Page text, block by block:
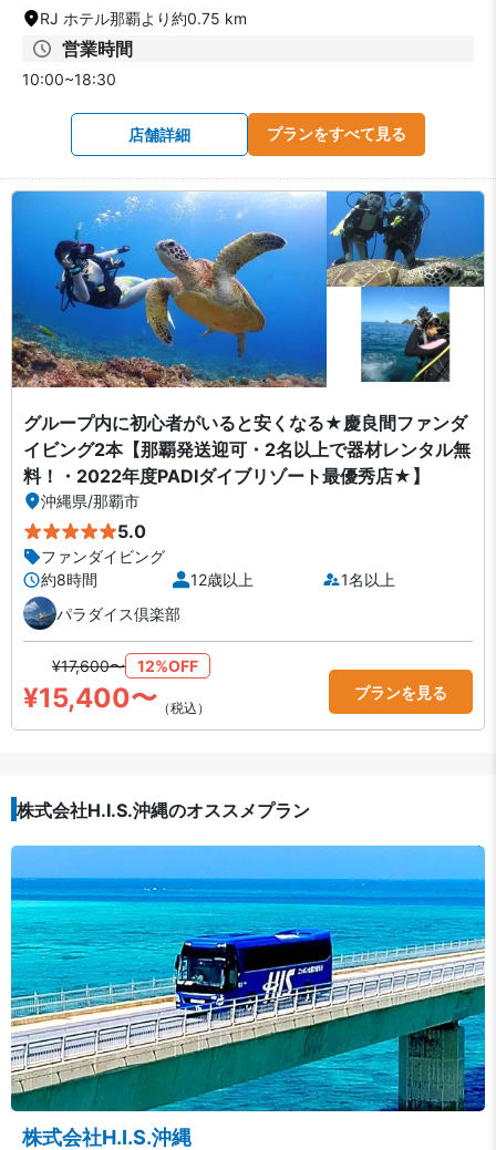
RJ ホテル那覇より約0.75 km
営業時間
10:00~18:30
店舗詳細 プランをすべて見る
グループ内に初心者がいると安くなる★慶良間ファンダ
イビング2本【那覇発送迎可・2名以上で器材レンタル無
料！・2022年度PADIダイブリゾート最優秀店★】
沖縄県/那覇市
5.0
ファンダイビング
約8時間
12歳以上
1名以上
パラダイス倶楽部
¥17,600〜 12%OFF
¥15,400〜 （税込）
プランを見る
株式会社H.I.S.沖縄のオススメプラン
株式会社H.I.S.沖縄